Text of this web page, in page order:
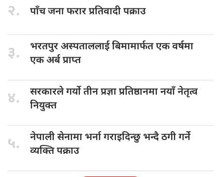
२. पाँच जनाफरार प्रतिवादी पक्राउ
३. भरतपुर अस्पताललाईबिमामार्फत एक वर्षमा
एक अर्ब प्राप्त
४. सरकारले गर्योतीन प्रज्ञा प्रतिष्ठानमा नयाँ नेतृत्व
नियुक्त
५. नेपाली सेनामा भर्ना गराइदिन्छु भन्दै ठगी गर्ने
व्यक्ति पक्राउ